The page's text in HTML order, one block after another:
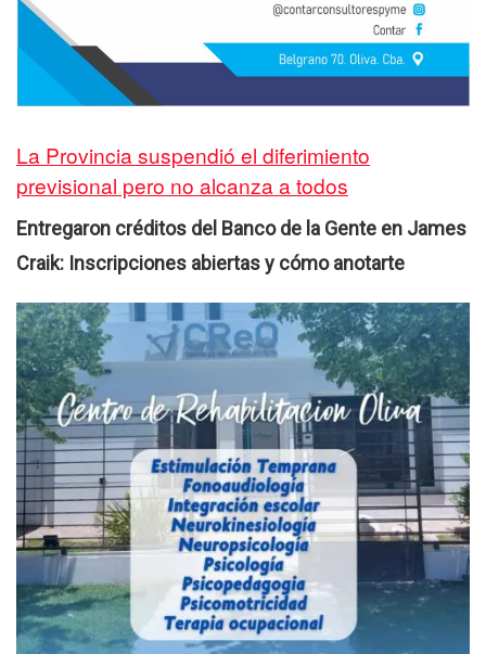
La Provincia suspendió el diferimiento
previsional pero no alcanza a todos
Entregaron créditos del Banco de la Gente en James
Craik: Inscripciones abiertas y cómo anotarte